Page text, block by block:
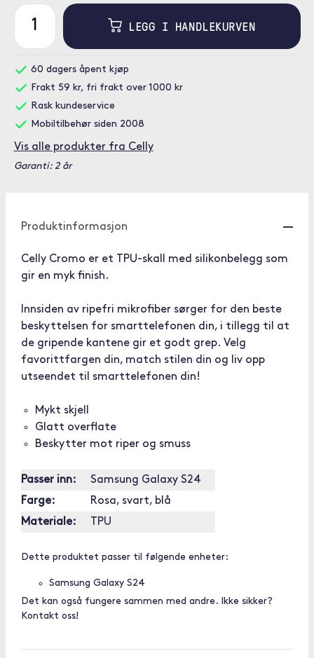
LEGG I HANDLEKURVEN
60 dagers åpent kjøp
Frakt 59 kr, fri frakt over 1000 kr
Rask kundeservice
Mobiltilbehør siden 2008
Vis alle produkter fra Celly
Garanti: 2 år
Produktinformasjon
Celly Cromo er et TPU-skall med silikonbelegg som
gir en myk finish.
Innsiden av ripefri mikrofiber sørger for den beste
beskyttelsen for smarttelefonen din, i tillegg til at
de gripende kantene gir et godt grep. Velg
favorittfargen din, match stilen din og liv opp
utseendet til smarttelefonen din!
Mykt skjell
Glatt overflate
Beskytter mot riper og smuss
Passer inn:
Samsung Galaxy S24
Farge:
Rosa, svart, blå
Materiale:
TPU
Dette produktet passer til følgende enheter:
Samsung Galaxy S24
Det kan også fungere sammen med andre. Ikke sikker?
Kontakt oss!